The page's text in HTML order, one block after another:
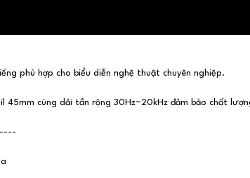
phù hợp cho biểu diễn nghệ thuật chuyên nghiệp.
45mm cùng dải tần rộng 30Hz~20kHz đảm bảo chất